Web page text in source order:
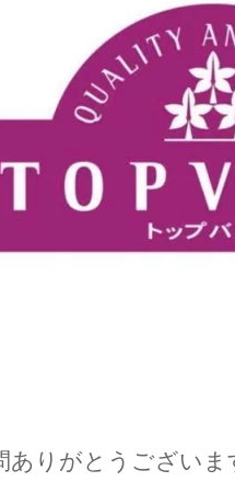
ありがとうございま